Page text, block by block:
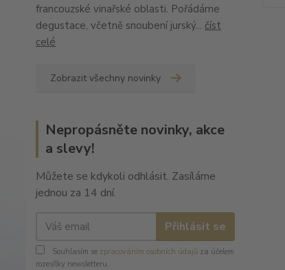
francouzské vinařské oblasti. Pořádáme
degustace, včetně snoubení jurský... číst
celé
Zobrazit všechny novinky
Nepropásněte novinky, akce
a slevy!
Můžete se kdykoli odhlásit. Zasíláme
jednou za 14 dní.
Přihlásit se
Souhlasím se zpracováním osobních údajů za účelem
rozesílky newsletteru.